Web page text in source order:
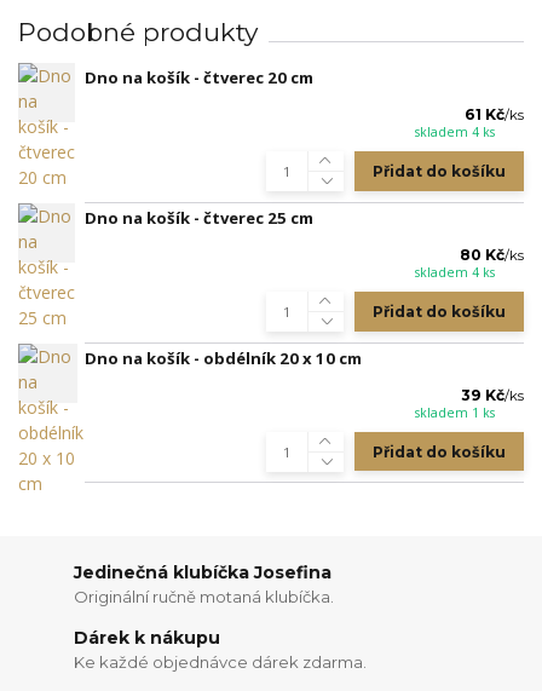
Podobné produkty
Dno na košík - čtverec 20 cm
61 Kč/ks
skladem 4 ks
Přidat do košíku
Dno na košík - čtverec 25 cm
80 Kč/ks
skladem 4 ks
Přidat do košíku
Dno na košík - obdélník 20 x 10 cm
39 Kč/ks
skladem 1 ks
Přidat do košíku
Jedinečná klubíčka Josefina
Originální ručně motaná klubíčka.
Dárek k nákupu
Ke každé objednávce dárek zdarma.